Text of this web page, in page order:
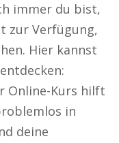
immer du bist,
zur Verfügung,
Hier kannst
Online-Kurs hilft
in
deine